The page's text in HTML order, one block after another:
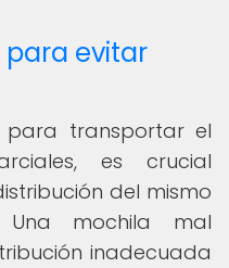
para evitar
transportar el
es crucial
del mismo
Una mochila mal
inadecuada